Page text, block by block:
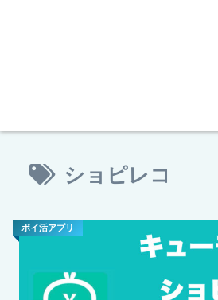
ショピレコ
ポイ活アプリ